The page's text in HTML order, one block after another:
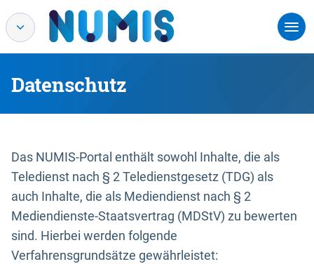
Datenschutz
Das NUMIS-Portal enthält sowohl Inhalte, die als
Teledienst nach § 2 Teledienstgesetz (TDG) als
auch Inhalte, die als Mediendienst nach § 2
Mediendienste-Staatsvertrag (MDStV) zu bewerten
sind. Hierbei werden folgende
Verfahrensgrundsätze gewährleistet: